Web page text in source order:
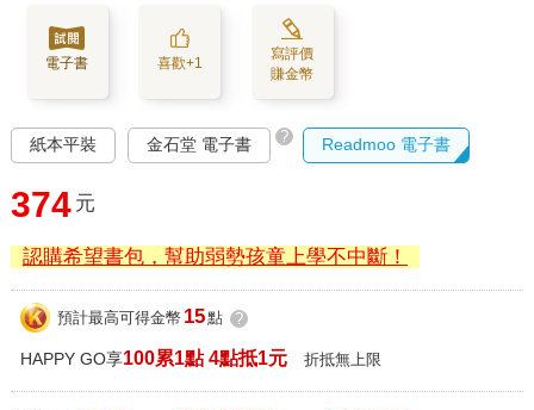
電子書 喜歡+1
寫評價
賺金幣
紙本平裝 金石堂 電子書 ? Readmoo 電子書
374 元
認購希望書包，幫助弱勢孩童上學不中斷！
預計最高可得金幣 15點 ?
HAPPY GO享100累1點 4點抵1元 折抵無上限